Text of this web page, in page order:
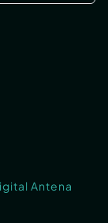
Antena